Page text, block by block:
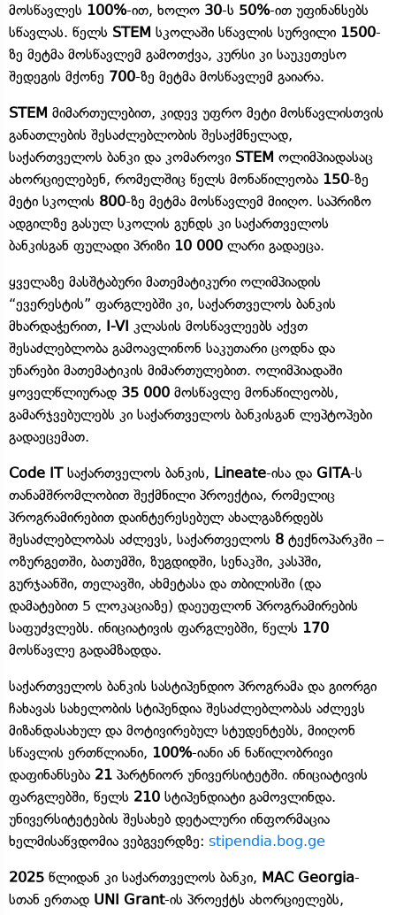
მოსწავლეს 100%-ით, ხოლო 30-ს 50%-ით უფინანსებს
სწავლას. წელს STEM სკოლაში სწავლის სურვილი 1500-
ზე მეტმა მოსწავლემ გამოთქვა, კურსი კი საუკეთესო
შედეგის მქონე 700-ზე მეტმა მოსწავლემ გაიარა.
STEM მიმართულებით, კიდევ უფრო მეტი მოსწავლისთვის
განათლების შესაძლებლობის შესაქმნელად,
საქართველოს ბანკი და კომაროვი STEM ოლიმპიადასაც
ახორციელებენ, რომელშიც წელს მონაწილეობა 150-ზე
მეტი სკოლის 800-ზე მეტმა მოსწავლემ მიიღო. საპრიზო
ადგილზე გასულ სკოლის გუნდს კი საქართველოს
ბანკისგან ფულადი პრიზი 10 000 ლარი გადაეცა.
ყველაზე მასშტაბური მათემატიკური ოლიმპიადის
“ევერესტის” ფარგლებში კი, საქართველოს ბანკის
მხარდაჭერით, I-VI კლასის მოსწავლეებს აქვთ
შესაძლებლობა გამოავლინონ საკუთარი ცოდნა და
უნარები მათემატიკის მიმართულებით. ოლიმპიადაში
ყოველწლიურად 35 000 მოსწავლე მონაწილეობს,
გამარჯვებულებს კი საქართველოს ბანკისგან ლეპტოპები
გადაეცემათ.
Code ITსაქართველოს ბანკის, Lineate-ისა და GITA-ს
თანამშრომლობით შექმნილი პროექტია, რომელიც
პროგრამირებით დაინტერესებულ ახალგაზრდებს
შესაძლებლობას აძლევს, საქართველოს 8 ტექნოპარკში –
ოზურგეთში, ბათუმში, ზუგდიდში, სენაკში, კასპში,
გურჯაანში, თელავში, ახმეტასა და თბილისში (და
დამატებით 5 ლოკაციაზე) დაეუფლონ პროგრამირების
საფუძვლებს. ინიციატივის ფარგლებში, წელს 170
მოსწავლე გადამზადდა.
საქართველოს ბანკის სასტიპენდიო პროგრამა და გიორგი
ჩახავას სახელობის სტიპენდია შესაძლებლობას აძლევს
მიზანდასახულ და მოტივირებულ სტუდენტებს, მიიღონ
სწავლის ერთწლიანი, 100%-იანი ან ნაწილობრივი
დაფინანსება 21 პარტნიორ უნივერსიტეტში. ინიციატივის
ფარგლებში, წელს 210 სტიპენდიატი გამოვლინდა.
უნივერსიტეტების შესახებ დეტალური ინფორმაცია
ხელმისაწვდომია ვებგვერდზე: stipendia.bog.ge
2025 წლიდან კი საქართველოს ბანკი, MAC Georgia-
სთან ერთად UNI Grant-ის პროექტს ახორციელებს,